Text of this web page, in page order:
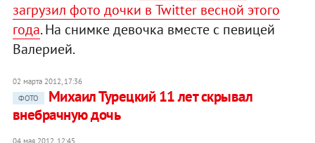
загрузил фото дочки в Twitter весной этого
года. На снимке девочка вместе с певицей
Валерией.
02 марта 2012, 17:36
ФОТО
Михаил Турецкий 11 лет скрывал
внебрачную дочь
04 мая 2012, 12:45